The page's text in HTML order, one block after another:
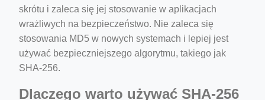
skrótu i zaleca się jej stosowanie w aplikacjach
wrażliwych na bezpieczeństwo. Nie zaleca się
stosowania MD5 w nowych systemach i lepiej jest
używać bezpieczniejszego algorytmu, takiego jak
SHA-256.
Dlaczego warto używać SHA-256